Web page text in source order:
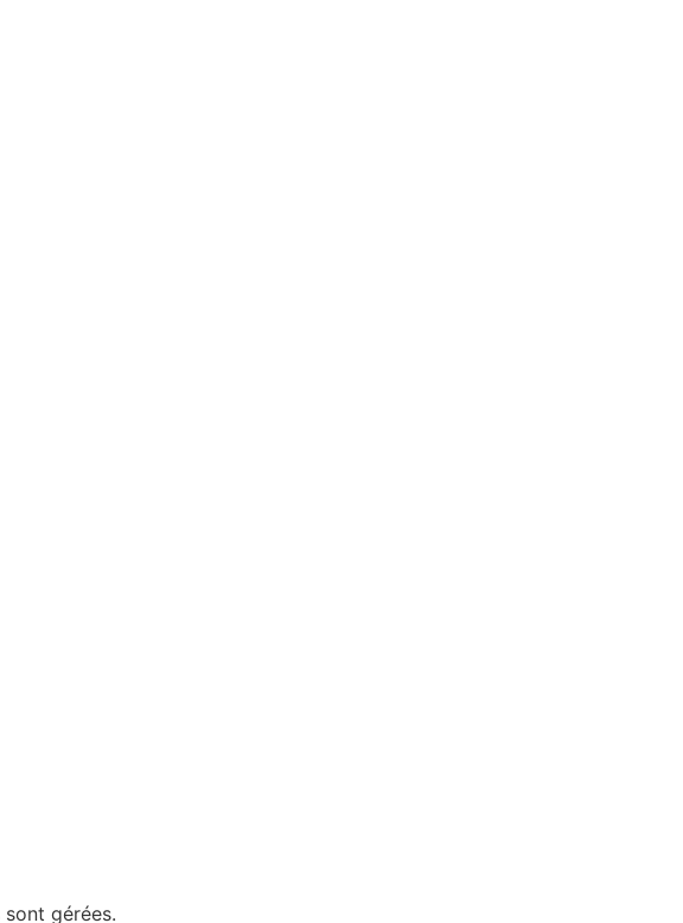
gérées.